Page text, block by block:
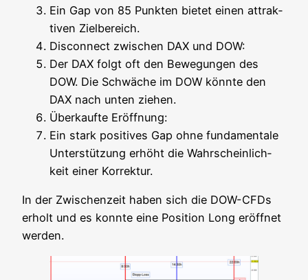
Ein Gap von 85 Punk­ten bie­tet einen attrak­
ti­ven Zielbereich.
Dis­con­nect zwi­schen DAX und DOW:
Der DAX folgt oft den Bewe­gun­gen des
DOW. Die Schwä­che im DOW könn­te den
DAX nach unten ziehen.
Über­kauf­te Eröffnung:
Ein stark posi­ti­ves Gap ohne fun­da­men­ta­le
Unter­stüt­zung erhöht die Wahr­schein­lich­
keit einer Korrektur.
In der Zwi­schen­zeit haben sich die DOW-CFDs
erholt und es konn­te eine Posi­ti­on Long eröff­net
werden.